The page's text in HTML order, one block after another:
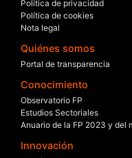
Política de privacidad
Política de cookies
Nota legal
Quiénes somos
Portal de transparencia
Conocimiento
Observatorio FP
Estudios Sectoriales
Anuario de la FP 2023 y del
Innovación